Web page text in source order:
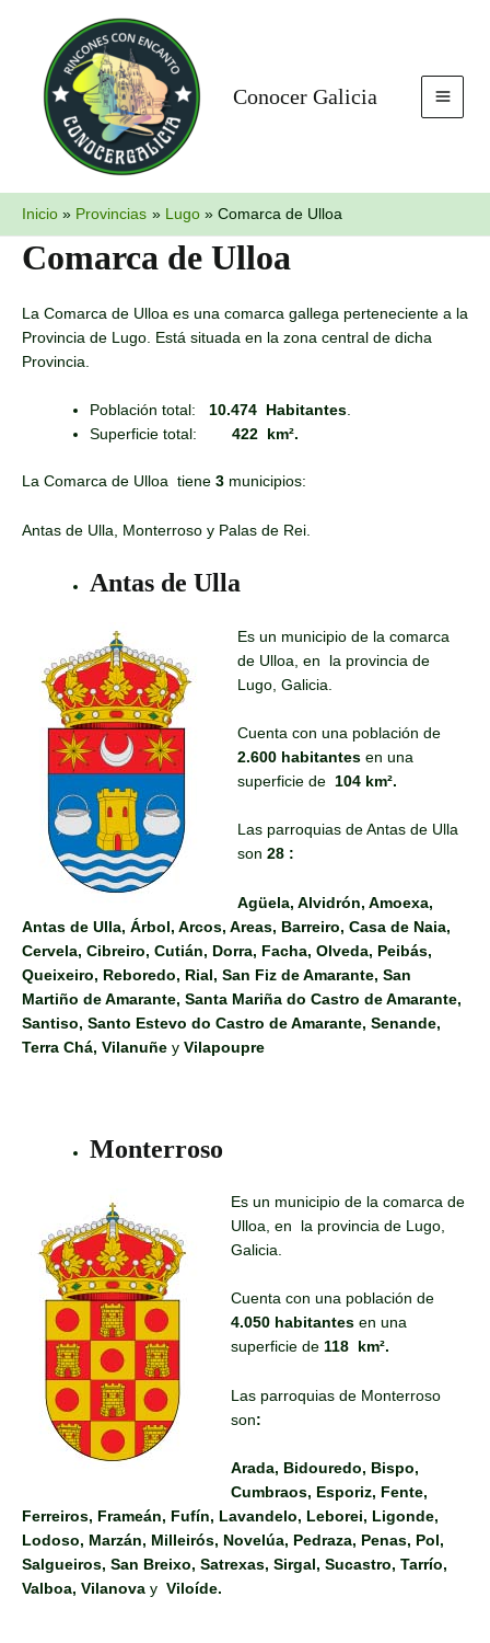
contenido
Conocer Galicia
Inicio Provincias Lugo Comarca de Ulloa
Comarca de Ulloa
La Comarca de Ulloa es una comarca gallega perteneciente a la
Provincia de Lugo. Está situada en la zona central de dicha
Provincia.
Población total: 10.474 Habitantes.
Superficie total:
422 km².
La Comarca de Ulloa tiene 3 municipios:
Antas de Ulla, Monterroso y Palas de Rei.
Antas de Ulla
Es un municipio de la comarca
de Ulloa, en la provincia de
Lugo, Galicia.
Cuenta con una población de
2.600 habitantes en una
superficie de 104 km².
Las parroquias de Antas de Ulla
son 28 :
Agüela, Alvidrón, Amoexa,
Antas de Ulla, Árbol, Arcos, Areas, Barreiro, Casa de Naia,
Cervela, Cibreiro, Cutián, Dorra, Facha, Olveda, Peibás,
Queixeiro, Reboredo, Rial, San Fiz de Amarante, San
Martiño de Amarante, Santa Mariña do Castro de Amarante,
Santiso, Santo Estevo do Castro de Amarante, Senande,
Terra Chá, Vilanuñe y Vilapoupre
Monterroso
Es un municipio de la comarca de
Ulloa, en la provincia de Lugo,
Galicia.
Cuenta con una población de
4.050 habitantes en una
superficie de 118 km².
Las parroquias de Monterroso
son:
Arada, Bidouredo, Bispo,
Cumbraos, Esporiz, Fente,
Ferreiros, Frameán, Fufín, Lavandelo, Leborei, Ligonde,
Lodoso, Marzán, Milleirós, Novelúa, Pedraza, Penas, Pol,
Salgueiros, San Breixo, Satrexas, Sirgal, Sucastro, Tarrío,
Valboa, Vilanova y Viloíde.